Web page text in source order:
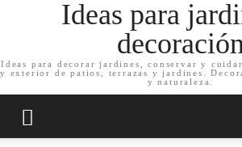
Ideas para
Ideas para decorar jardines, conservar y
y exterior de patios, terrazas y jardines.
y naturaleza.